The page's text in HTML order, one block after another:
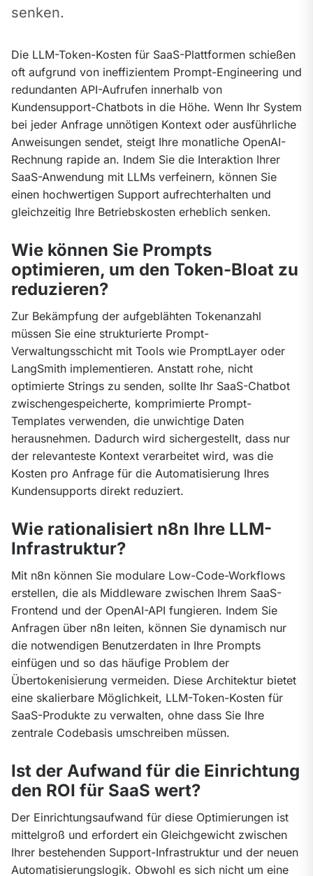
senken.
Die LLM-Token-Kosten für SaaS-Plattformen schießen
oft aufgrund von ineffizientem Prompt-Engineering und
redundanten API-Aufrufen innerhalb von
Kundensupport-Chatbots in die Höhe. Wenn Ihr System
bei jeder Anfrage unnötigen Kontext oder ausführliche
Anweisungen sendet, steigt Ihre monatliche OpenAI-
Rechnung rapide an. Indem Sie die Interaktion Ihrer
SaaS-Anwendung mit LLMs verfeinern, können Sie
einen hochwertigen Support aufrechterhalten und
gleichzeitig Ihre Betriebskosten erheblich senken.
Wie können Sie Prompts
optimieren, um den Token-Bloat zu
reduzieren?
Zur Bekämpfung der aufgeblähten Tokenanzahl
müssen Sie eine strukturierte Prompt-
Verwaltungsschicht mit Tools wie PromptLayer oder
LangSmith implementieren. Anstatt rohe, nicht
optimierte Strings zu senden, sollte Ihr SaaS-Chatbot
zwischengespeicherte, komprimierte Prompt-
Templates verwenden, die unwichtige Daten
herausnehmen. Dadurch wird sichergestellt, dass nur
der relevanteste Kontext verarbeitet wird, was die
Kosten pro Anfrage für die Automatisierung Ihres
Kundensupports direkt reduziert.
Wie rationalisiert n8n Ihre LLM-
Infrastruktur?
Mit n8n können Sie modulare Low-Code-Workflows
erstellen, die als Middleware zwischen Ihrem SaaS-
Frontend und der OpenAI-API fungieren. Indem Sie
Anfragen über n8n leiten, können Sie dynamisch nur
die notwendigen Benutzerdaten in Ihre Prompts
einfügen und so das häufige Problem der
Übertokenisierung vermeiden. Diese Architektur bietet
eine skalierbare Möglichkeit, LLM-Token-Kosten für
SaaS-Produkte zu verwalten, ohne dass Sie Ihre
zentrale Codebasis umschreiben müssen.
Ist der Aufwand für die Einrichtung
den ROI für SaaS wert?
Der Einrichtungsaufwand für diese Optimierungen ist
mittelgroß und erfordert ein Gleichgewicht zwischen
Ihrer bestehenden Support-Infrastruktur und der neuen
Automatisierungslogik. Obwohl es sich nicht um eine